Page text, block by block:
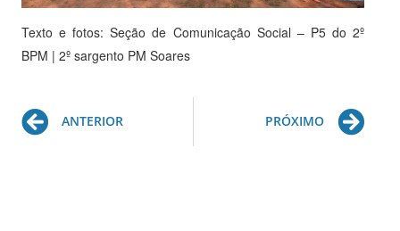
Texto e fotos: Seção de Comunicação Social – P5 do 2º
BPM | 2º sargento PM Soares
Prev
ANTERIOR PRÓXIMO